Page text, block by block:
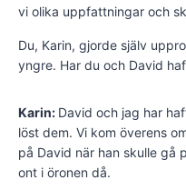
vi olika uppfattningar och
Du, Karin, gjorde själv
yngre. Har du och David
Karin: David och jag har
löst dem. Vi kom överens
på David när han skulle gå
ont i öronen då.